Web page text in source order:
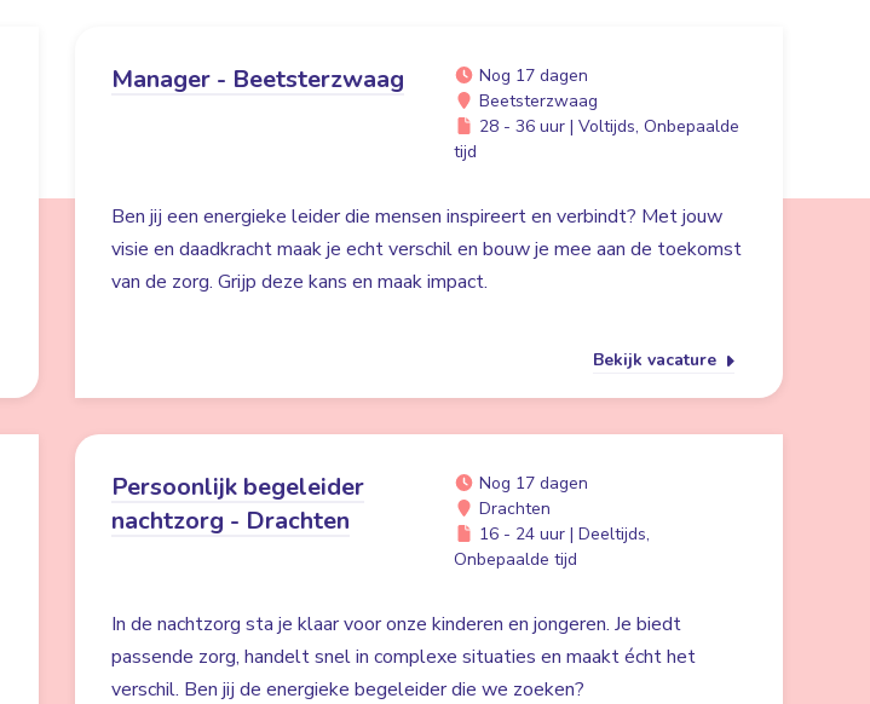
Manager - Beetsterzwaag
Nog 17 dagen
Beetsterzwaag
28 - 36 uur | Voltijds, Onbepaalde
tijd
Ben jij een energieke leider die mensen inspireert en verbindt? Met jouw
visie en daadkracht maak je echt verschil en bouw je mee aan de toekomst
van de zorg. Grijp deze kans en maak impact.
Bekijk vacature
Persoonlijk begeleider
nachtzorg - Drachten
Nog 17 dagen
Drachten
16 - 24 uur | Deeltijds,
Onbepaalde tijd
In de nachtzorg sta je klaar voor onze kinderen en jongeren. Je biedt
passende zorg, handelt snel in complexe situaties en maakt écht het
verschil. Ben jij de energieke begeleider die we zoeken?